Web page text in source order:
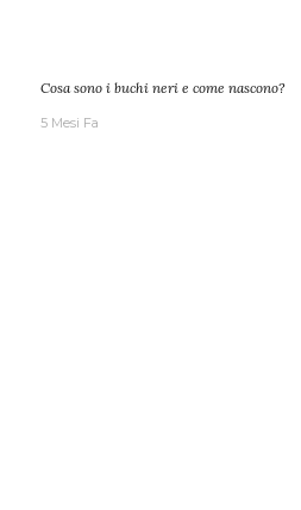
Cosa sono i buchi neri e come nascono?
5 Mesi Fa